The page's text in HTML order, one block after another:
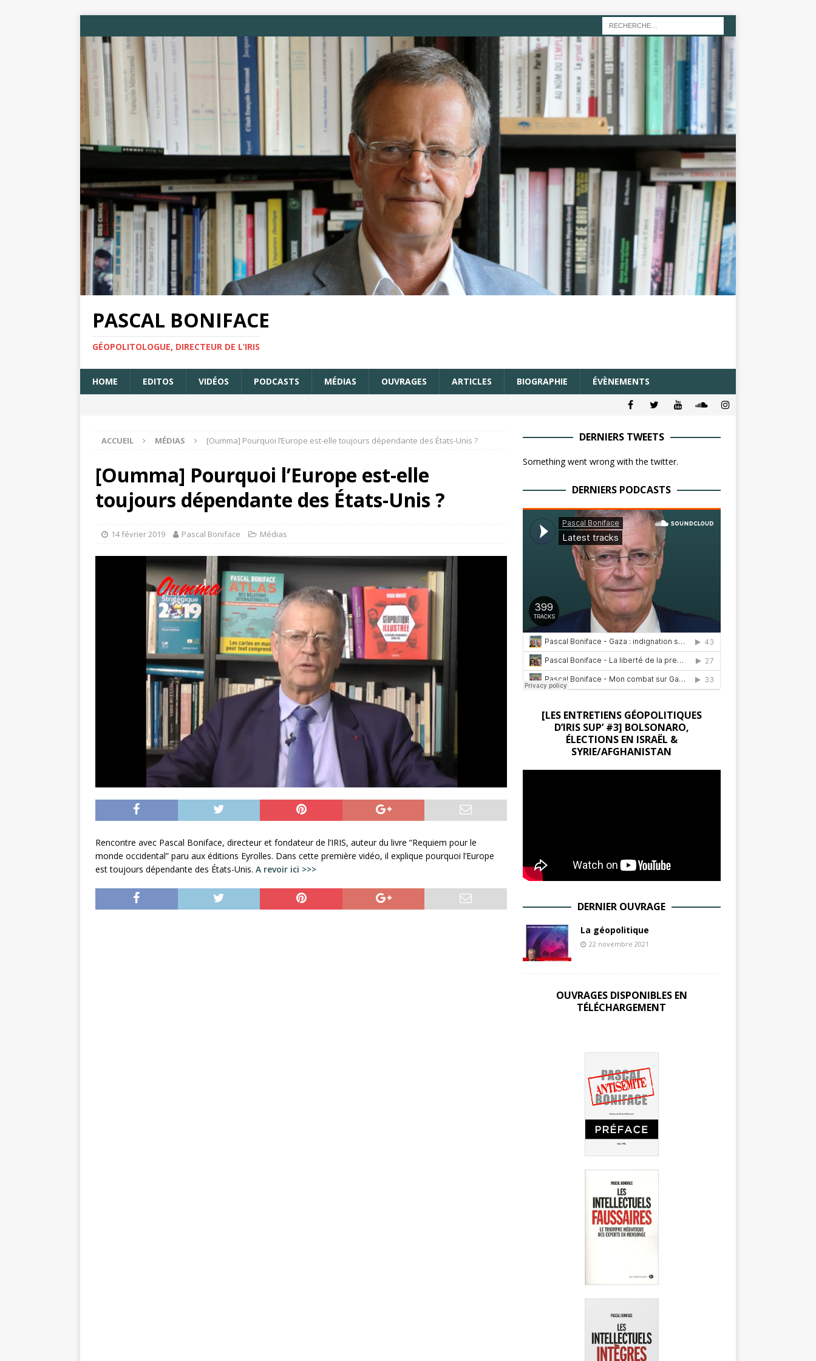
PASCAL BONIFACE
GÉOPOLITOLOGUE, DIRECTEUR DE L’IRIS
HOME EDITOS VIDÉOS PODCASTS MÉDIAS OUVRAGES ARTICLES BIOGRAPHIE ÉVÈNEMENTS
ACCUEIL MÉDIAS [Oumma] Pourquoi l’Europe est-elle toujours dépendante des États-Unis ?
[Oumma] Pourquoi l’Europe est-elle
toujours dépendante des États-Unis ?
14 février 2019 Pascal Boniface Médias
Rencontre avec Pascal Boniface, directeur et fondateur de l’IRIS, auteur du livre “Requiem pour le
monde occidental” paru aux éditions Eyrolles. Dans cette première vidéo, il explique pourquoi l’Europe
est toujours dépendante des États-Unis. A revoir ici >>>
DERNIERS TWEETS
Something went wrong with the twitter.
DERNIERS PODCASTS
[LES ENTRETIENS GÉOPOLITIQUES
D’IRIS SUP’ #3] BOLSONARO,
ÉLECTIONS EN ISRAËL &
SYRIE/AFGHANISTAN
DERNIER OUVRAGE
La géopolitique
22 novembre 2021
OUVRAGES DISPONIBLES EN
TÉLÉCHARGEMENT